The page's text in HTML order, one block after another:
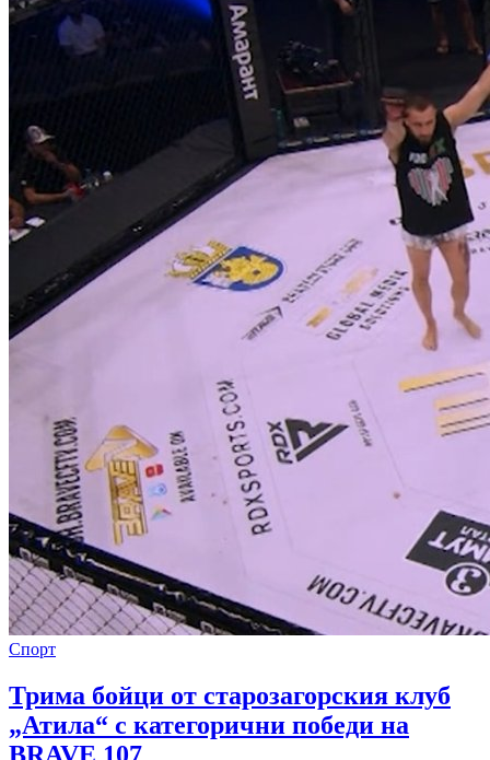
Спорт
Трима бойци от старозагорския клуб
„Атила“ с категорични победи на